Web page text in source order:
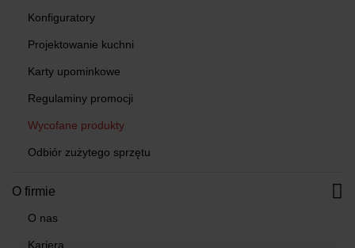
Konfiguratory
Projektowanie kuchni
Karty upominkowe
Regulaminy promocji
Wycofane produkty
Odbiór zużytego sprzętu
O firmie
O nas
Kariera